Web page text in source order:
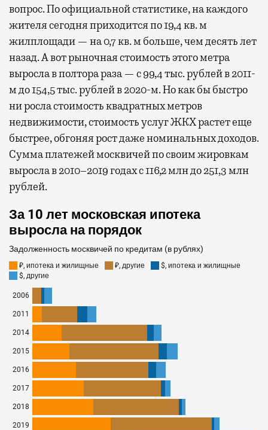
вопрос. По официальной статистике, на каждого
жителя сегодня приходится по 19,4 кв. м
жилплощади — на 0,7 кв. м больше, чем десять лет
назад. А вот рыночная стоимость этого метра
выросла в полтора раза — с 99,4 тыс. рублей в 2011-
м до 154,5 тыс. рублей в 2020-м. Но как бы быстро
ни росла стоимость квадратных метров
недвижимости, стоимость услуг ЖКХ растет еще
быстрее, обгоняя рост даже номинальных доходов.
Сумма платежей москвичей по своим жировкам
выросла в 2010–2019 годах с 116,2 млн до 251,3 млн
рублей.